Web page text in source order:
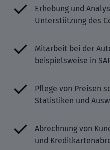
Erhebung und
Unterstützung des
Mitarbeit bei der
beispielsweise in
Pflege von Preisen
Statistiken und
Abrechnung von
und